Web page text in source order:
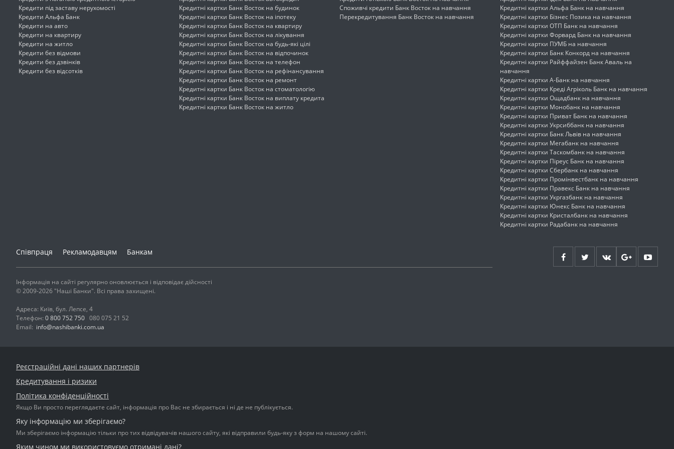
Кредити під заставу нерухомості
Кредити Альфа Банк
Кредити на авто
Кредити на квартиру
Кредити на житло
Кредити без відмови
Кредити без дзвінків
Кредити без відсотків
Кредитні картки Банк Восток на будинок
Кредитні картки Банк Восток на іпотеку
Кредитні картки Банк Восток на квартиру
Кредитні картки Банк Восток на лікування
Кредитні картки Банк Восток на будь-які цілі
Кредитні картки Банк Восток на відпочинок
Кредитні картки Банк Восток на телефон
Кредитні картки Банк Восток на рефінансування
Кредитні картки Банк Восток на ремонт
Кредитні картки Банк Восток на стоматологію
Кредитні картки Банк Восток на виплату кредита
Кредитні картки Банк Восток на житло
Споживчі кредити Банк Восток на навчання
Перекредитування Банк Восток на навчання
Кредитні картки Альфа Банк на навчання
Кредитні картки Бізнес Позика на навчання
Кредитні картки ОТП Банк на навчання
Кредитні картки Форвард Банк на навчання
Кредитні картки ПУМБ на навчання
Кредитні картки Банк Конкорд на навчання
Кредитні картки Райффайзен Банк Аваль на
навчання
Кредитні картки А-Банк на навчання
Кредитні картки Креді Агріколь Банк на навчання
Кредитні картки Ощадбанк на навчання
Кредитні картки Монобанк на навчання
Кредитні картки Приват Банк на навчання
Кредитні картки Укрсиббанк на навчання
Кредитні картки Банк Львів на навчання
Кредитні картки Мегабанк на навчання
Кредитні картки Таскомбанк на навчання
Кредитні картки Піреус Банк на навчання
Кредитні картки Сбербанк на навчання
Кредитні картки Промінвестбанк на навчання
Кредитні картки Правекс Банк на навчання
Кредитні картки Укргазбанк на навчання
Кредитні картки Юнекс Банк на навчання
Кредитні картки Кристалбанк на навчання
Кредитні картки Радабанк на навчання
Співпраця Рекламодавцям Банкам
Інформація на сайті регулярно оновлюється і відповідає дійсності
© 2009-2026 "Наші Банки". Всі права захищені.
Адреса: Київ, бул. Лепсе, 4
Телефон: 0 800 752 750 080 075 21 52
Email: info@nashibanki.com.ua
Реєстраційні дані наших партнерів
Кредитування і ризики
Політика конфіденційності
Якщо Ви просто переглядаєте сайт, інформація про Вас не збирається і ні де не публікується.
Яку інформацію ми зберігаємо?
Ми зберігаємо інформацію тільки про тих відвідувачів нашого сайту, які відправили будь-яку з форм на нашому сайті.
Яким чином ми використовуємо отримані дані?